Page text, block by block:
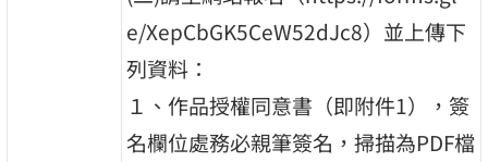
e/XepCbGK5CeW52dJc8）並上傳下
列資料：
１、作品授權同意書（即附件1），簽
名欄位處務必親筆簽名，掃描為PDF檔